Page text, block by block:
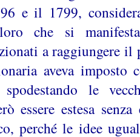
e il 1799,
che si
a raggiungere
aveva
le
essere estesa
perché le idee